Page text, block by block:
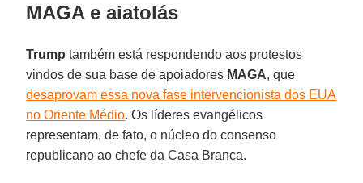
MAGA e aiatolás
Trump também está respondendo aos protestos
vindos de sua base de apoiadores MAGA, que
desaprovam essa nova fase intervencionista dos EUA
no Oriente Médio. Os líderes evangélicos
representam, de fato, o núcleo do consenso
republicano ao chefe da Casa Branca.